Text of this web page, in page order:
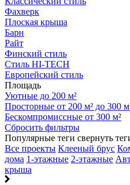
Фахверк
Плоская крыша
Барн
Райт
Финский стиль
Стиль HI-TECH
Европейский стиль
Площадь
Уютные до 200 м²
Просторные от 200 м² до 300
Бескомпромиссные от 300 м²
Сбросить фильтры
Популярные теги свернуть
Все проекты Клееный брус
дома 1-этажные 2-этажные
крыша